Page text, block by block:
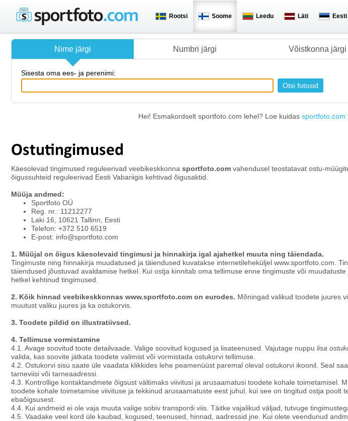
Rootsi Soome Leedu Läti Eesti
Nime järgi Numbri järgi Võistkonna järgi
Sisesta oma ees- ja perenimi:
Hei! Esmakordselt sportfoto.com lehel? Loe kuidas sportfoto.com
Ostutingimused
Käesolevad tingimused reguleerivad veebikeskkonna sportfoto.com vahendusel teostatavat ostu-
õigussuhteid reguleerivad Eesti Vabariigis kehtivad õigusaktid.
Müüja andmed:
Sportfoto OÜ
Reg. nr.: 11212277
Laki 16, 10621 Tallinn, Eesti
Telefon: +372 510 6519
E-post: info@sportfoto.com
1. Müüjal on õigus käesolevaid tingimusi ja hinnakirja igal ajahetkel muuta ning täiendada.
Tingimuste ning hinnakirja muudatused ja täiendused kuvatakse internetileheküljel www.sportfoto.com.
täiendused jõustuvad avaldamise hetkel. Kui ostja kinnitab oma tellimuse enne tingimuste või
hetkel kehtinud tingimused.
2. Kõik hinnad veebikeskkonnas www.sportfoto.com on eurodes. Mõningad valikud toodete juures
muutust valiku juures ja ka ostukorvis.
3. Toodete pildid on illustratiivsed.
4. Tellimuse vormistamine
4.1. Avage soovitud toote detailvaade. Valige soovitud kogused ja lisateenused. Vajutage nuppu lisa
valida, kas soovite jätkata toodete valimist või vormistada ostukorvi tellimuse.
4.2. Ostukorvi sisu saate üle vaadata klikkides lehe peamenüüst paremal oleval ostukorvi ikoonil. Seal
tarneviisi või tarneaadressi.
4.3. Kontrollige kontaktandmete õigsust vältimaks viivitusi ja arusaamatusi toodete kohale toimetamisel.
toodete kohale toimetamise viivituse ja tekkinud arusaamatuste eest juhul, kui see on tingitud ostja poolt
ebaõigsusest.
4.4. Kui andmeid ei ole vaja muuta valige sobiv transpordi viis. Täitke vajalikud väljad, tutvuge
4.5. Vaadake veel kord üle kaubad, kogused, teenused, hinnad, aadressid jne. Kui olete veendunud